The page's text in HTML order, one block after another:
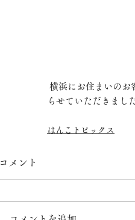
らせていただきまし
はんこトピックス
コメント